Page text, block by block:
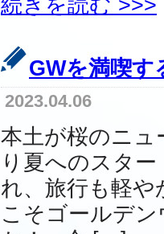
続きを読む >>>
GWを満喫す
2023.04.06
本土が桜のニュ
り夏へのスタ
れ、旅行も軽
こそゴールデ